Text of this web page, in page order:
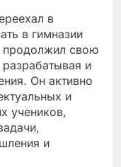
в
в гимназии
продолжил свою
разрабатывая и
Он активно
и
учеников,
и